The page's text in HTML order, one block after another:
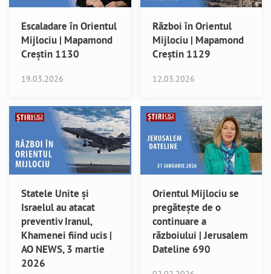
Escaladare în Orientul
Mijlociu | Mapamond
Creștin 1130
19.03.2026
Război în Orientul
Mijlociu | Mapamond
Creștin 1129
12.03.2026
Statele Unite și
Israelul au atacat
preventiv Iranul,
Khamenei fiind ucis |
AO NEWS, 3 martie
2026
Orientul Mijlociu se
pregătește de o
continuare a
războiului | Jerusalem
Dateline 690